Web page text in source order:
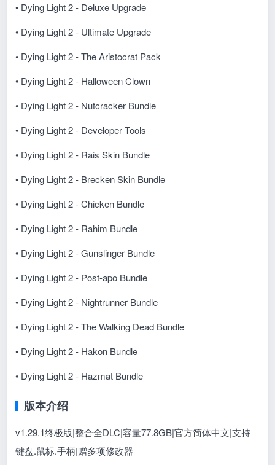
• Dying Light 2 - Deluxe Upgrade
• Dying Light 2 - Ultimate Upgrade
• Dying Light 2 - The Aristocrat Pack
• Dying Light 2 - Halloween Clown
• Dying Light 2 - Nutcracker Bundle
• Dying Light 2 - Developer Tools
• Dying Light 2 - Rais Skin Bundle
• Dying Light 2 - Brecken Skin Bundle
• Dying Light 2 - Chicken Bundle
• Dying Light 2 - Rahim Bundle
• Dying Light 2 - Gunslinger Bundle
• Dying Light 2 - Post-apo Bundle
• Dying Light 2 - Nightrunner Bundle
• Dying Light 2 - The Walking Dead Bundle
• Dying Light 2 - Hakon Bundle
• Dying Light 2 - Hazmat Bundle
版本介绍
v1.29.1终极版|整合全DLC|容量77.8GB|官方简体中文|支持
键盘.鼠标.手柄|赠多项修改器